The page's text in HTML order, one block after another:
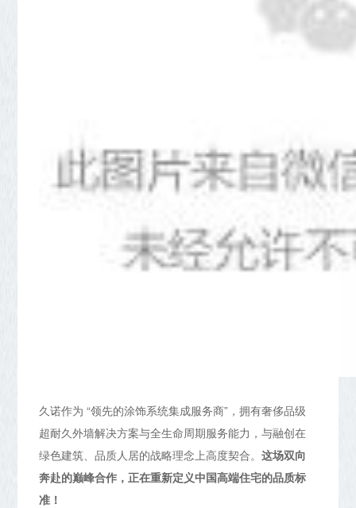
久诺作为 “领先的涂饰系统集成服务商”，拥有奢侈品级
超耐久外墙解决方案与全生命周期服务能力，与融创在
绿色建筑、品质人居的战略理念上高度契合。这场双向
奔赴的巅峰合作，正在重新定义中国高端住宅的品质标
准！